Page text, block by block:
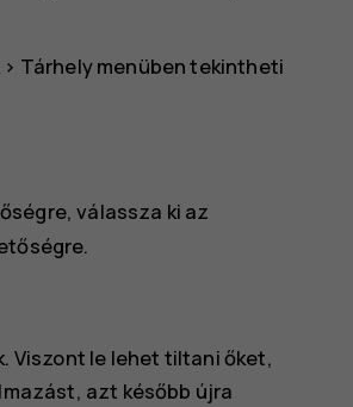
> Tárhelymenüben tekintheti
válassza ki az
Viszont le lehet tiltani őket,
azt később újra